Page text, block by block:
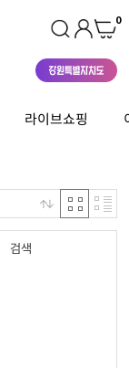
0
라이브쇼핑
검색